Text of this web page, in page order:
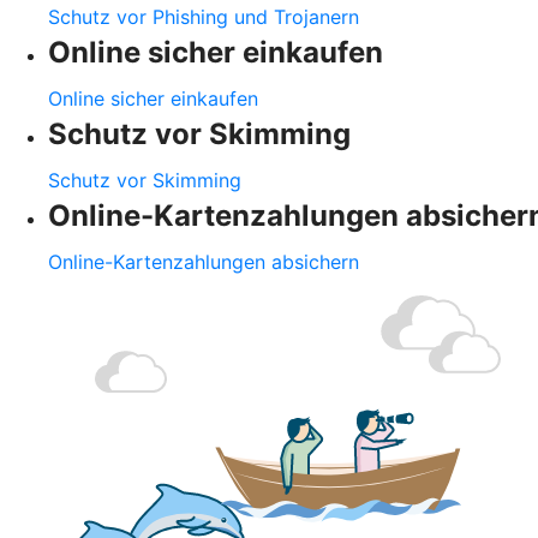
Schutz vor Phishing und Trojanern
Online sicher einkaufen
Online sicher einkaufen
Schutz vor Skimming
Schutz vor Skimming
Online-Kartenzahlungen
Online-Kartenzahlungen absichern